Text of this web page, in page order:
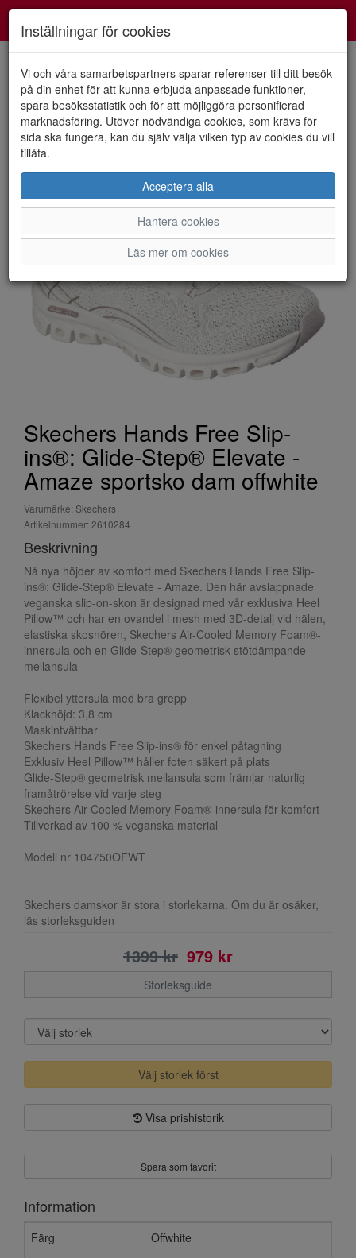
HEM SKECHERS
Skechers Hands Free Slip-
ins®: Glide-Step® Elevate -
Amaze sportsko dam offwhite
Varumärke: Skechers
Artikelnummer: 2610284
Beskrivning
Nå nya höjder av komfort med Skechers Hands Free Slip-
ins®: Glide-Step® Elevate - Amaze. Den här avslappnade
veganska slip-on-skon är designad med vår exklusiva Heel
Pillow™ och har en ovandel i mesh med 3D-detalj vid hälen,
elastiska skosnören, Skechers Air-Cooled Memory Foam®-
innersula och en Glide-Step® geometrisk stötdämpande
mellansula
Flexibel yttersula med bra grepp
Klackhöjd: 3,8 cm
Maskintvättbar
Skechers Hands Free Slip-ins® för enkel påtagning
Exklusiv Heel Pillow™ håller foten säkert på plats
Glide-Step® geometrisk mellansula som främjar naturlig
framåtrörelse vid varje steg
Skechers Air-Cooled Memory Foam®-innersula för komfort
Tillverkad av 100 % veganska material
Modell nr 104750OFWT
Skechers damskor är stora i storlekarna. Om du är osäker,
läs storleksguiden
1399 kr 979 kr
Storleksguide
Välj storlek först
Visa prishistorik
Spara som favorit
Information
Färg
Offwhite
Inställningar för cookies
Vi och våra samarbetspartners sparar referenser till ditt besök
på din enhet för att kunna erbjuda anpassade funktioner,
spara besöksstatistik och för att möjliggöra personifierad
marknadsföring. Utöver nödvändiga cookies, som krävs för
sida ska fungera, kan du själv välja vilken typ av cookies du vill
tillåta.
Acceptera alla
Hantera cookies
Läs mer om cookies